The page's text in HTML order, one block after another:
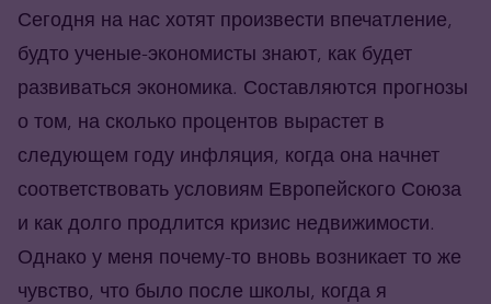
Сегодня на нас хотят произвести впечатление,
будто ученые-экономисты знают, как будет
развиваться экономика. Составляются прогнозы
о том, на сколько процентов вырастет в
следующем году инфляция, когда она начнет
соответствовать условиям Европейского Союза
и как долго продлится кризис недвижимости.
Однако у меня почему-то вновь возникает то же
чувство, что было после школы, когда я